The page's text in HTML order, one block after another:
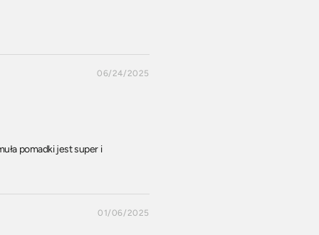
06/24/2025
pomadki jest super i
01/06/2025